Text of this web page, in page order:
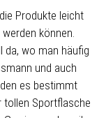
Produkte leicht
können.
da, wo man häufig
und auch
es bestimmt
tollen Sportflasche